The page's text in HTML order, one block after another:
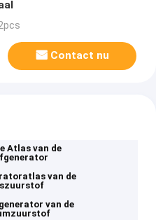
Contact nu
Atlas van de
van de
van de